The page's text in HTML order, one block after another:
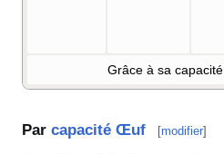
Grâce à sa capacité
Par capacité Œuf [modifier]